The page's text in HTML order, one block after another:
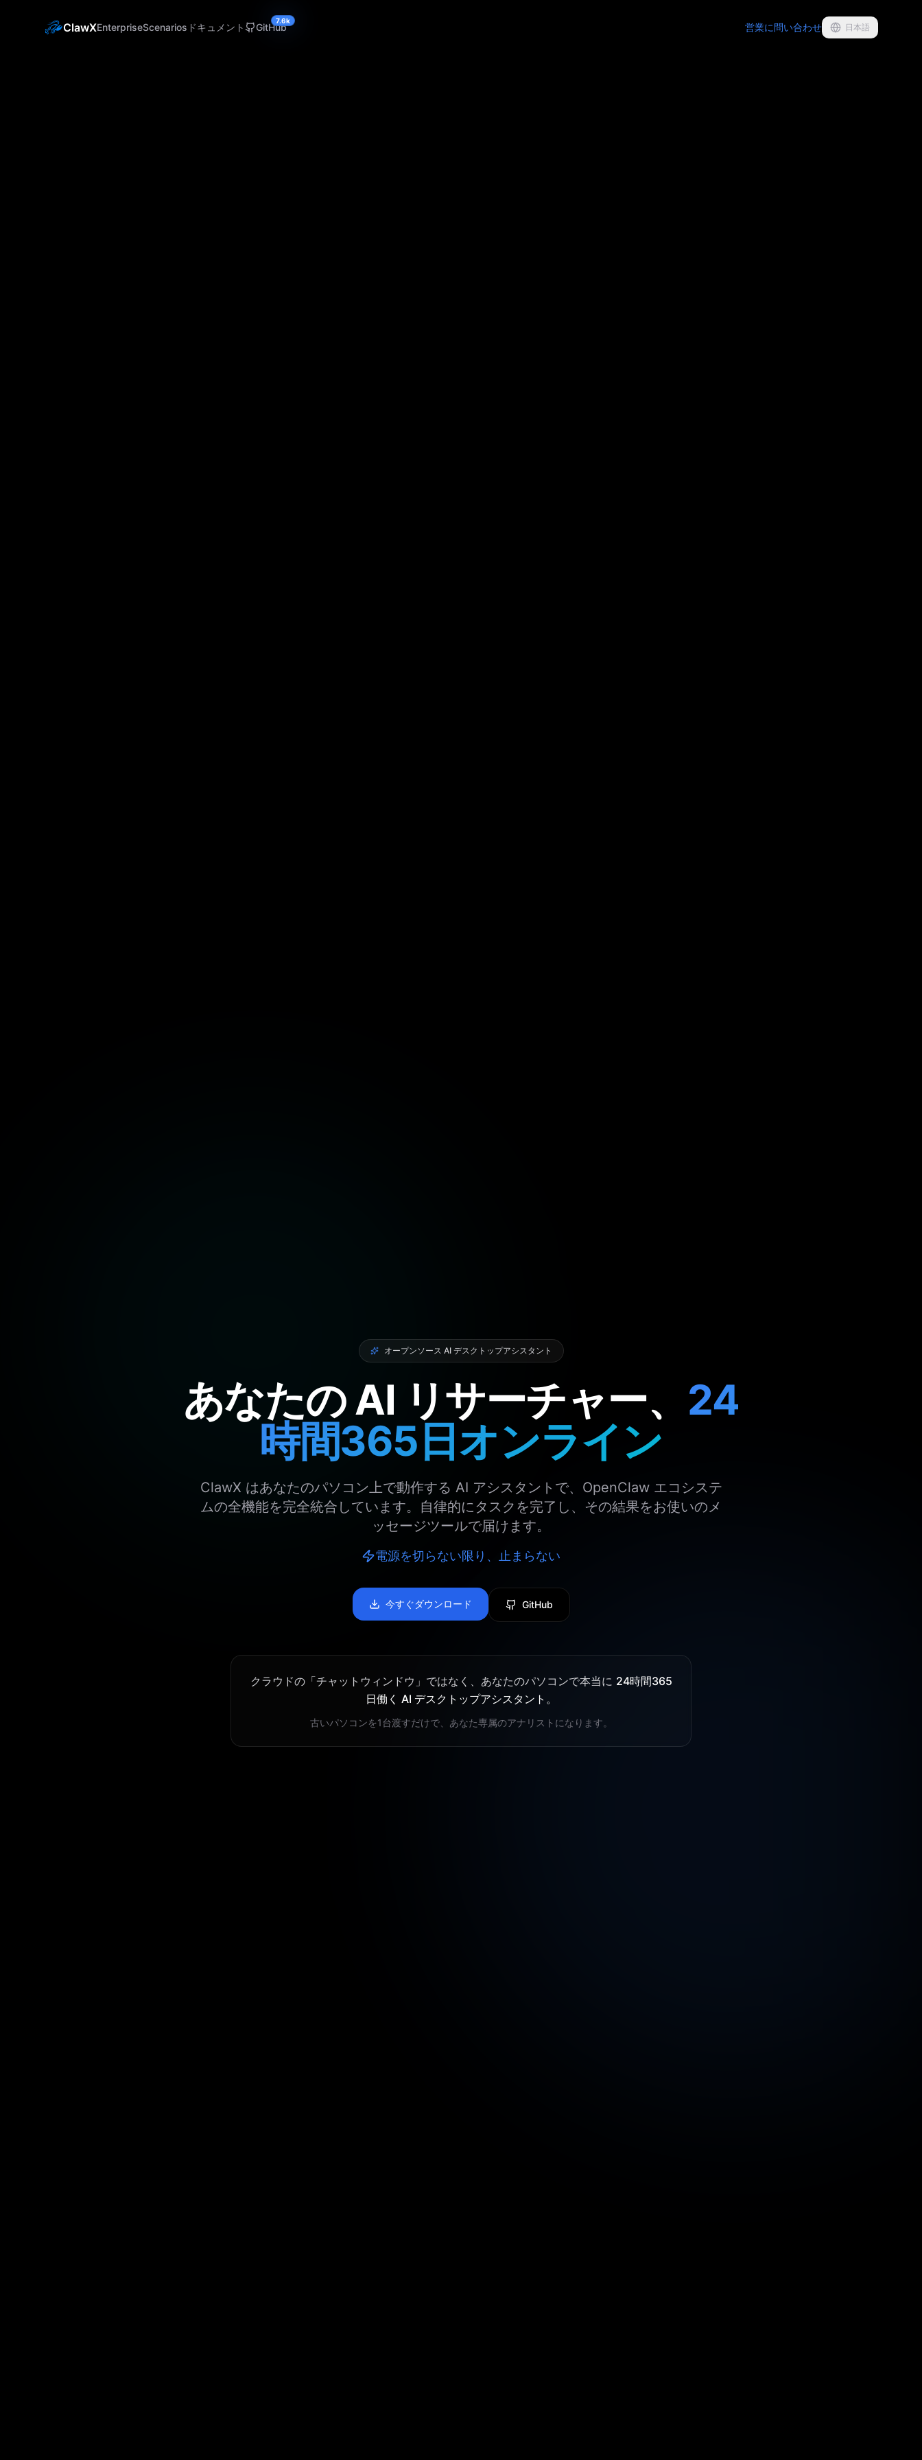
ClawXEnterpriseScenarios ドキュメント GitHub
7.6k
営業に問い合わせ 日本語
オープンソース AI デスクトップアシスタント
あなたの AI リサーチャー、 24
時間365日オンライン
ClawX はあなたのパソコン上で動作する AI アシスタントで、OpenClaw エコシステ
ムの全機能を完全統合しています。自律的にタスクを完了し、その結果をお使いのメ
ッセージツールで届けます。
電源を切らない限り、止まらない
今すぐダウンロード GitHub
クラウドの「チャットウィンドウ」ではなく、あなたのパソコンで本当に 24時間365
日働く AI デスクトップアシスタント。
古いパソコンを1台渡すだけで、あなた専属のアナリストになります。